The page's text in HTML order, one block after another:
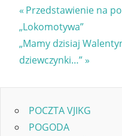
Nawigacja
wpisu
Previous
Post:
Przedstawienie na
„Lokomotywa”
Next
Post:
„Mamy dzisiaj
dziewczynki…”
POCZTA VJIKG
POGODA